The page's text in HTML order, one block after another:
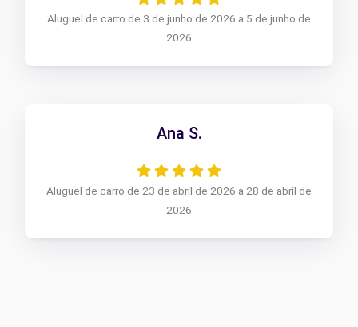
Aluguel de carro de 3 de junho de 2026 a 5 de junho de
2026
Ana S.
Aluguel de carro de 23 de abril de 2026 a 28 de abril de
2026